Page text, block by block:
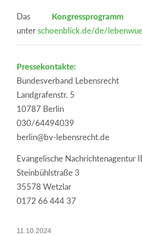
Das Kongressprogramm
unter schoenblick.de/de/
Pressekontakte:
Bundesverband Lebensrecht
Landgrafenstr. 5
10787 Berlin
030/64494039
berlin@bv-lebensrecht.de
Evangelische Nachrichtenagentur
Steinbühlstraße 3
35578 Wetzlar
0172 66 444 37
11.10.2024